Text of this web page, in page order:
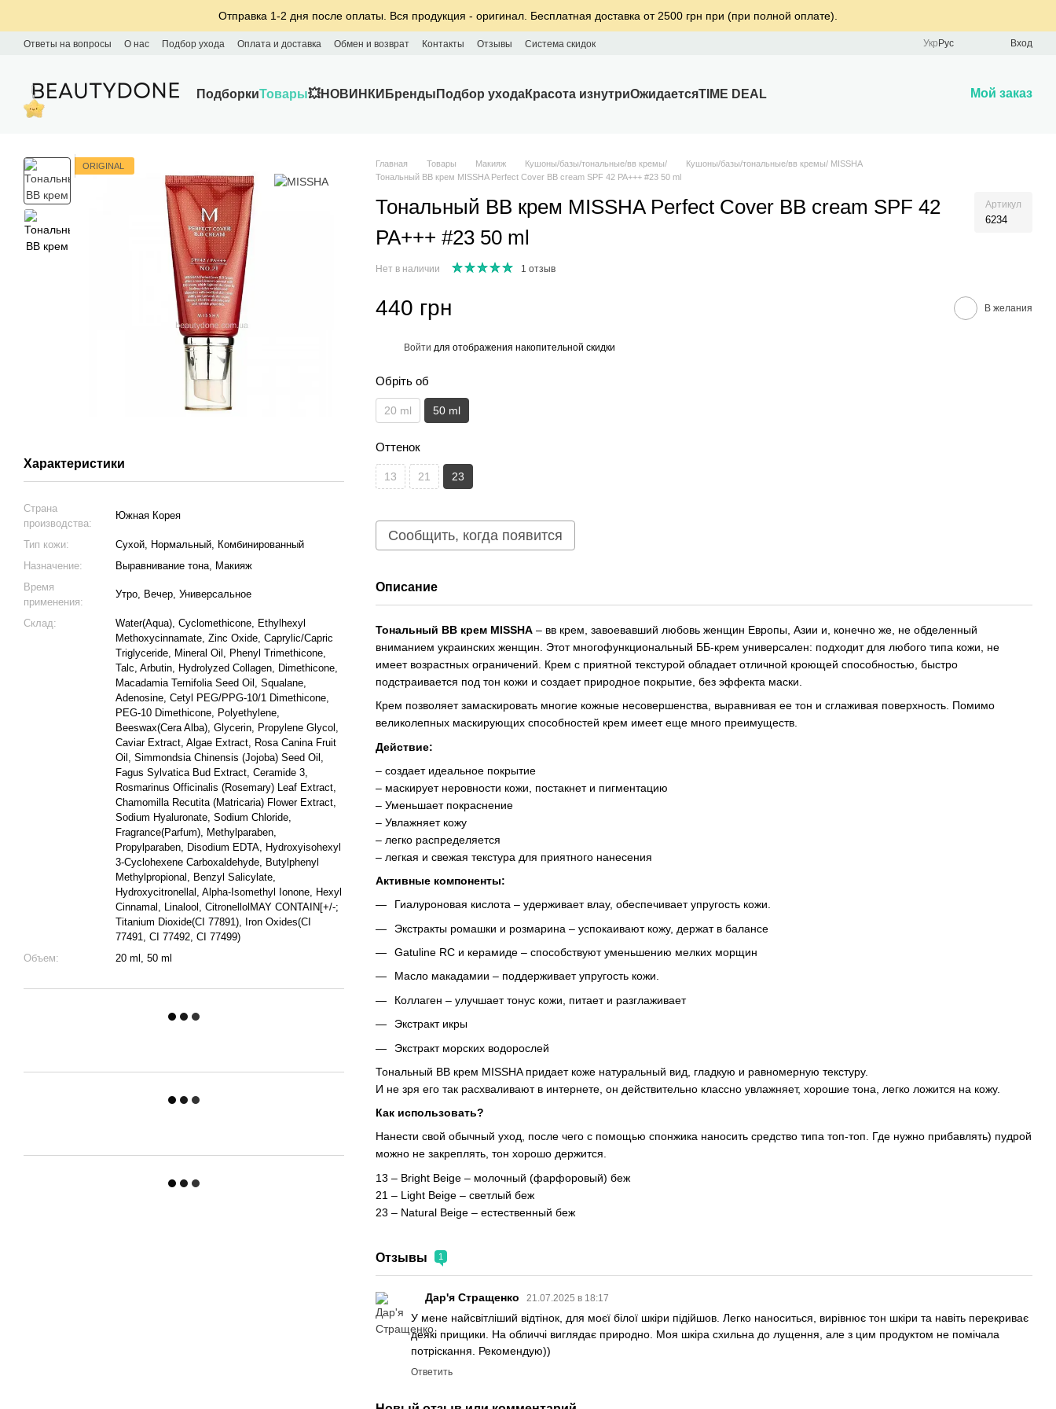
Отправка 1-2 дня после оплаты. Вся продукция - оригинал. Бесплатная доставка от 2500 грн при (при полной оплате).
Ответы на вопросы О нас Подбор ухода Оплата и доставка Обмен и возврат Контакты Отзывы Система скидок Укр Рус Вход
ПодборкиТовары💥НОВИНКИ Бренды Подбор уходаКрасота изнутриОжидаетсяTIME DEAL Мой заказ
ORIGINAL
Характеристики
Страна
производства:
Южная Корея
Тип кожи:
Сухой, Нормальный, Комбинированный
Назначение:
Выравнивание тона, Макияж
Время
применения:
Утро, Вечер, Универсальное
Склад:
Water(Aqua), Cyclomethicone, Ethylhexyl
Methoxycinnamate, Zinc Oxide, Caprylic/Capric
Triglyceride, Mineral Oil, Phenyl Trimethicone,
Talc, Arbutin, Hydrolyzed Collagen, Dimethicone,
Macadamia Ternifolia Seed Oil, Squalane,
Adenosine, Cetyl PEG/PPG-10/1 Dimethicone,
PEG-10 Dimethicone, Polyethylene,
Beeswax(Cera Alba), Glycerin, Propylene Glycol,
Caviar Extract, Algae Extract, Rosa Canina Fruit
Oil, Simmondsia Chinensis (Jojoba) Seed Oil,
Fagus Sylvatica Bud Extract, Ceramide 3,
Rosmarinus Officinalis (Rosemary) Leaf Extract,
Chamomilla Recutita (Matricaria) Flower Extract,
Sodium Hyaluronate, Sodium Chloride,
Fragrance(Parfum), Methylparaben,
Propylparaben, Disodium EDTA, Hydroxyisohexyl
3-Cyclohexene Carboxaldehyde, Butylphenyl
Methylpropional, Benzyl Salicylate,
Hydroxycitronellal, Alpha-Isomethyl Ionone, Hexyl
Cinnamal, Linalool, CitronellolMAY CONTAIN[+/-;
Titanium Dioxide(CI 77891), Iron Oxides(CI
77491, CI 77492, CI 77499)
Объем:
20 ml, 50 ml
Главная Товары Макияж Кушоны/базы/тональные/вв кремы/
Кушоны/базы/тональные/вв кремы/ MISSHA
Тональный ВВ крем MISSHA Perfect Cover BB cream SPF 42 PA+++ #23 50 ml
Тональный ВВ крем MISSHA Perfect Cover BB cream SPF 42
PA+++ #23 50 ml
Артикул
6234
Нет в наличии 1 отзыв
440 грн В желания
Войти для отображения накопительной скидки
Обріть об
20 ml 50 ml
Оттенок
13 21 23
Сообщить, когда появится
Описание
Тональный ВВ крем MISSHA – вв крем, завоевавший любовь женщин Европы, Азии и, конечно же, не обделенный
вниманием украинских женщин. Этот многофункциональный ББ-крем универсален: подходит для любого типа кожи, не
имеет возрастных ограничений. Крем с приятной текстурой обладает отличной кроющей способностью, быстро
подстраивается под тон кожи и создает природное покрытие, без эффекта маски.
Крем позволяет замаскировать многие кожные несовершенства, выравнивая ее тон и сглаживая поверхность. Помимо
великолепных маскирующих способностей крем имеет еще много преимуществ.
Действие:
– создает идеальное покрытие
– маскирует неровности кожи, постакнет и пигментацию
– Уменьшает покраснение
– Увлажняет кожу
– легко распределяется
– легкая и свежая текстура для приятного нанесения
Активные компоненты:
Гиалуроновая кислота – удерживает влау, обеспечивает упругость кожи.
Экстракты ромашки и розмарина – успокаивают кожу, держат в балансе
Gatuline RC и керамиде – способствуют уменьшению мелких морщин
Масло макадамии – поддерживает упругость кожи.
Коллаген – улучшает тонус кожи, питает и разглаживает
Экстракт икры
Экстракт морских водорослей
Тональный ВВ крем MISSHA придает коже натуральный вид, гладкую и равномерную текстуру.
И не зря его так расхваливают в интернете, он действительно классно увлажняет, хорошие тона, легко ложится на кожу.
Как использовать?
Нанести свой обычный уход, после чего с помощью спонжика наносить средство типа топ-топ. Где нужно прибавлять) пудрой
можно не закреплять, тон хорошо держится.
13 – Bright Beige – молочный (фарфоровый) беж
21 – Light Beige – светлый беж
23 – Natural Beige – естественный беж
Отзывы 1
Дар'я Стращенко 21.07.2025 в 18:17
У мене найсвітліший відтінок, для моєї білої шкіри підійшов. Легко наноситься, вирівнює тон шкіри та навіть перекриває
деякі прищики. На обличчі виглядає природно. Моя шкіра схильна до лущення, але з цим продуктом не помічала
потріскання. Рекомендую))
Ответить